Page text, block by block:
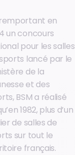
en
un concours
pour les salles
lancé par le
de la
et des
BSM a réalisé
1982, plus d’un
de salles de
sur tout le
français.